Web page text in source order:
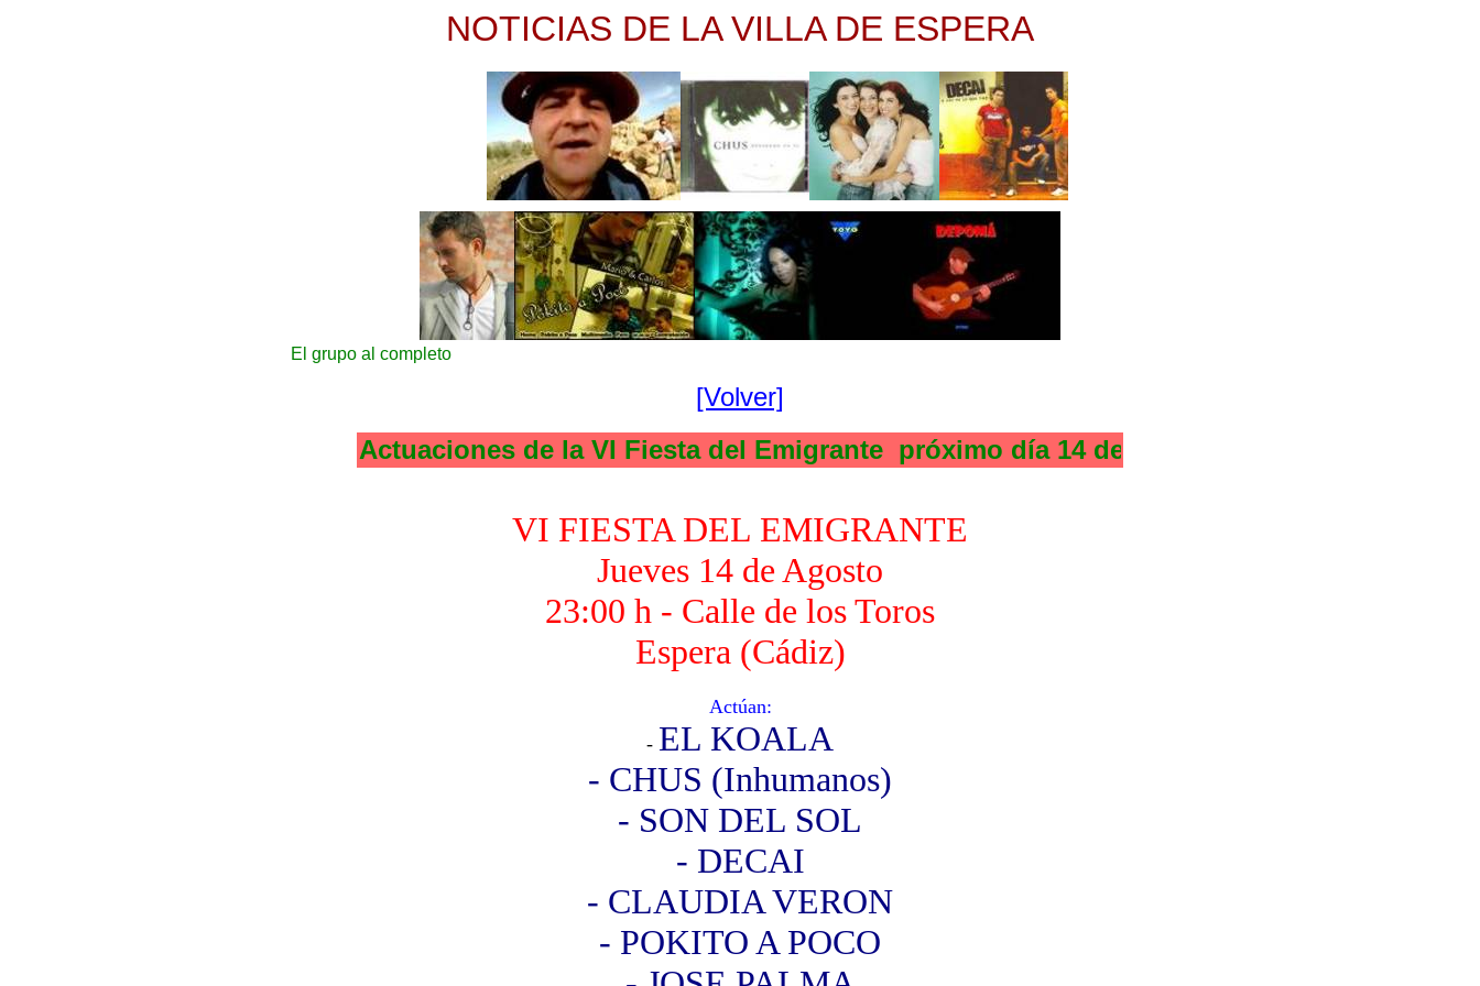
NOTICIAS DE LA VILLA DE ESPERA
El grupo al completo
[Volver]
Actuaciones de la VI Fiesta del Emigrante próximo día 14 de Agosto
VI FIESTA DEL EMIGRANTE
Jueves 14 de Agosto
23:00 h - Calle de los Toros
Espera (Cádiz)
Actúan:
- EL KOALA
- CHUS (Inhumanos)
- SON DEL SOL
- DECAI
- CLAUDIA VERON
- POKITO A POCO